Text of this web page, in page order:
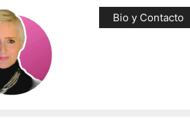
Bio y Contacto